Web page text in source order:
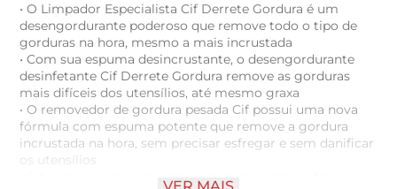
• O Limpador Especialista Cif Derrete Gordura é um
desengordurante poderoso que remove todo o tipo de
gorduras na hora, mesmo a mais incrustada
• Com sua espuma desincrustante, o desengordurante
desinfetante Cif Derrete Gordura remove as gorduras
mais difíceis dos utensílios, até mesmo graxa
• O removedor de gordura pesada Cif possui uma nova
fórmula com espuma potente que remove a gordura
incrustada na hora, sem precisar esfregar e sem danificar
os utensílios
• Cif se preocupa com a limpeza de sua casa e oferece